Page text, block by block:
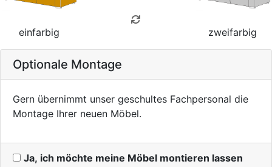
einfarbig zweifarbig
Optionale Montage
Gern übernimmt unser geschultes Fachpersonal die
Montage Ihrer neuen Möbel.
Ja, ich möchte meine Möbel montieren lassen